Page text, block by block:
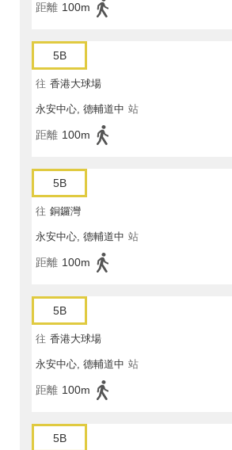
距離 100m
5B
往 香港大球場
永安中心, 德輔道中 站
距離 100m
5B
往 銅鑼灣
永安中心, 德輔道中 站
距離 100m
5B
往 香港大球場
永安中心, 德輔道中 站
距離 100m
5B